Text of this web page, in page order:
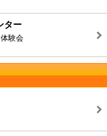
ター
験会